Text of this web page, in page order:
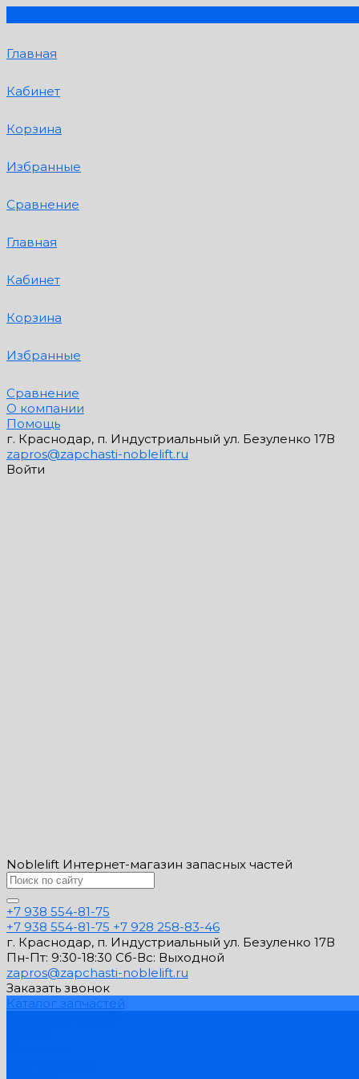
Главная
Кабинет
Корзина
Избранные
Сравнение
Главная
Кабинет
Корзина
Избранные
Сравнение
О компании
Помощь
г. Краснодар, п. Индустриальный ул. Безуленко 17В
zapros@zapchasti-noblelift.ru
Войти
Noblelift Интернет-магазин запасных частей
+7 938 554-81-75
+7 938 554-81-75 +7 928 258-83-46
г. Краснодар, п. Индустриальный ул. Безуленко 17В
Пн-Пт: 9:30-18:30 Cб-Вс: Выходной
zapros@zapchasti-noblelift.ru
Заказать звонок
Каталог запчастей